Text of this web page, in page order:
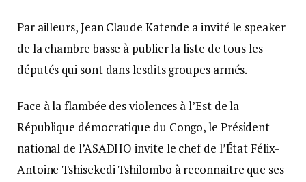
Par ailleurs, Jean Claude Katende a invité le speaker
de la chambre basse à publier la liste de tous les
députés qui sont dans lesdits groupes armés.
Face à la flambée des violences à l’Est de la
République démocratique du Congo, le Président
national de l’ASADHO invite le chef de l’État Félix-
Antoine Tshisekedi Tshilombo à reconnaitre que ses